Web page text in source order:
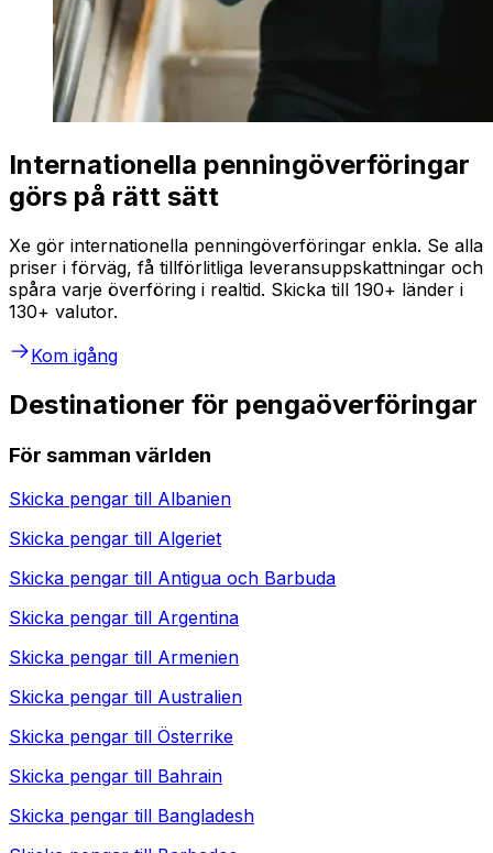
Internationella penningöverföringar
görs på rätt sätt
Xe gör internationella penningöverföringar enkla. Se alla
priser i förväg, få tillförlitliga leveransuppskattningar och
spåra varje överföring i realtid. Skicka till 190+ länder i
130+ valutor.
Kom igång
Destinationer för pengaöverföringar
För samman världen
Skicka pengar till Albanien
Skicka pengar till Algeriet
Skicka pengar till Antigua och Barbuda
Skicka pengar till Argentina
Skicka pengar till Armenien
Skicka pengar till Australien
Skicka pengar till Österrike
Skicka pengar till Bahrain
Skicka pengar till Bangladesh